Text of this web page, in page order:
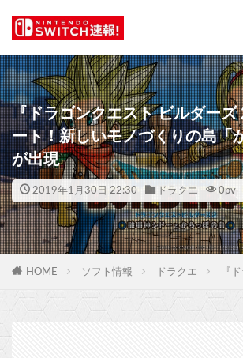
『ドラゴンクエスト ビルダーズ
ート！新しいモノづくりの島「
が出現
2019年1月30日 22:30 ドラクエ 0pv
HOME ソフト情報 ドラクエ 『